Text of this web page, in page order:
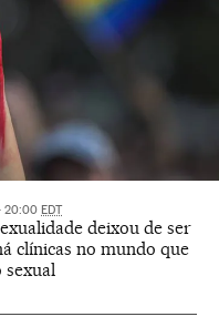
20:00 EDT
deixou de ser
clínicas no mundo que
sexual